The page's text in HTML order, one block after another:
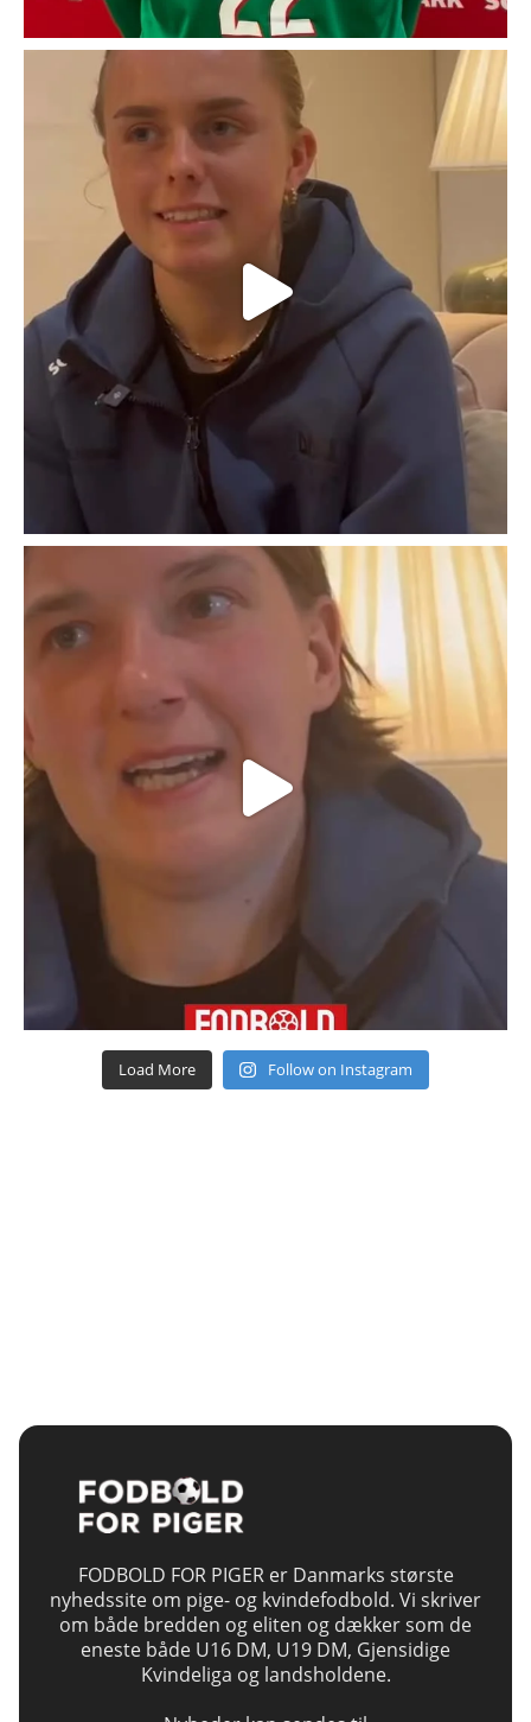
Load More Follow on Instagram
FODBOLD FOR PIGER er Danmarks største
nyhedssite om pige- og kvindefodbold. Vi skriver
om både bredden og eliten og dækker som de
eneste både U16 DM, U19 DM, Gjensidige
Kvindeliga og landsholdene.